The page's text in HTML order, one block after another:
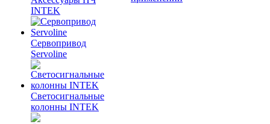
INTEK
Сервопривод
Servoline
Светосигнальные
колонны INTEK